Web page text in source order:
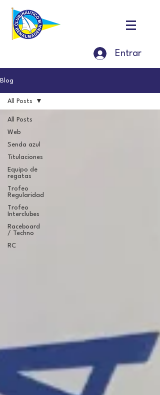
Entrar
Blog
All Posts
Web
Senda azul
Titulaciones
Equipo de
regatas
Trofeo
Regularidad
Trofeo
Interclubes
Raceboard
/ Techno
RC
All Posts